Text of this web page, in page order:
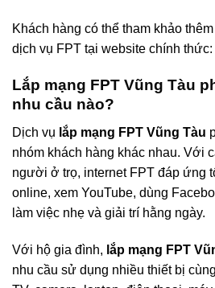
Khách hàng có thể tham khảo
dịch vụ FPT tại website chính
Lắp mạng FPT Vũng Tàu
nhu cầu nào?
Dịch vụ lắp mạng FPT Vũng Tàu
nhóm khách hàng khác nhau. Với
người ở trọ, internet FPT đáp ứng
online, xem YouTube, dùng
làm việc nhẹ và giải trí hằng ngày.
Với hộ gia đình, lắp mạng FPT
nhu cầu sử dụng nhiều thiết bị